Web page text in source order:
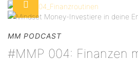
MM PODCAST
#MMP 004: Finanzen